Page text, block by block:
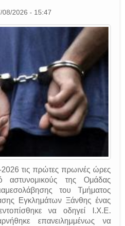
08/2026 - 15:47
τις πρώτες πρωινές ώρες
της Ομάδας
του Τμήματος
Εγκλημάτων Ξάνθης ένας
να οδηγεί Ι.Χ.Ε.
επανειλημμένως να